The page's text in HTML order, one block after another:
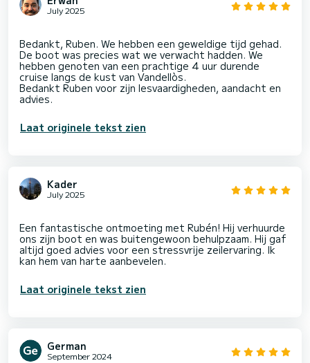
July 2025
Bedankt, Ruben. We hebben een geweldige tijd gehad.
De boot was precies wat we verwacht hadden. We
hebben genoten van een prachtige 4 uur durende
cruise langs de kust van Vandellòs.
Bedankt Ruben voor zijn lesvaardigheden, aandacht en
Laat originele tekst zien
Kader
July 2025
Een fantastische ontmoeting met Rubén! Hij verhuurde
ons zijn boot en was buitengewoon behulpzaam. Hij gaf
altijd goed advies voor een stressvrije zeilervaring. Ik
Laat originele tekst zien
German
September 2024